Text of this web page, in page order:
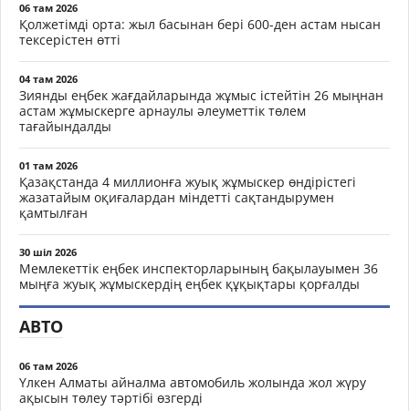
06 там 2026
Қолжетімді орта: жыл басынан бері 600-ден астам нысан
тексерістен өтті
04 там 2026
Зиянды еңбек жағдайларында жұмыс істейтін 26 мыңнан
астам жұмыскерге арнаулы әлеуметтік төлем
тағайындалды
01 там 2026
Қазақстанда 4 миллионға жуық жұмыскер өндірістегі
жазатайым оқиғалардан міндетті сақтандырумен
қамтылған
30 шіл 2026
Мемлекеттік еңбек инспекторларының бақылауымен 36
мыңға жуық жұмыскердің еңбек құқықтары қорғалды
АВТО
06 там 2026
Үлкен Алматы айналма автомобиль жолында жол жүру
ақысын төлеу тәртібі өзгерді